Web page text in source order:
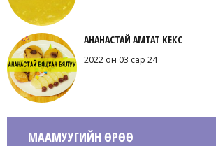
АНАНАСТАЙ АМТАТ КЕКС
2022 он 03 сар 24
МААМУУГИЙН ӨРӨӨ